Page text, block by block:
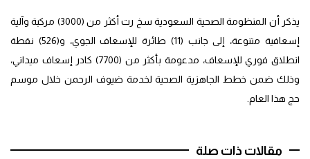
يذكر أن المنظومة الصحية السعودية سخ رت أكثر من (3000) مركبة وآلية
إسعافية متنوعة، إلى جانب (11) طائرة للإسعاف الجوي، و(526) نقطة
انطلاق فوري للإسعاف، مدعومة بأكثر من (7700) كادر إسعاف ميداني،
وذلك ضمن خطط الجاهزية الصحية لخدمة ضيوف الرحمن خلال موسم
حج هذا العام.
مقالات ذات صلة